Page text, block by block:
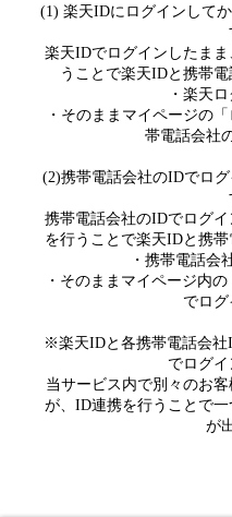
(1) 楽天IDにログインして
楽天IDでログインしたま
うことで楽天IDと携帯
・楽天
・そのままマイページの
帯電話会社
(2)携帯電話会社のIDでロ
携帯電話会社のIDでログ
を行うことで楽天IDと携
・携帯電話会
・そのままマイページ内
でログ
※楽天IDと各携帯電話会
でログイ
当サービス内で別々のお
が、ID連携を行うことで
が